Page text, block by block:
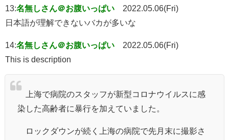
13:名無しさん＠お腹いっぱい
2022.05.06(Fri)
日本語が理解できないバカが多いな
14:名無しさん＠お腹いっぱい
2022.05.06(Fri)
This is description
上海で病院のスタッフが新型コロナウイルスに感
染した高齢者に暴行を加えていました。
ロックダウンが続く上海の病院で先月末に撮影さ